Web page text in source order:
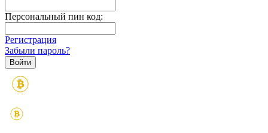
Персональный пин код:
Регистрация
Забыли пароль?